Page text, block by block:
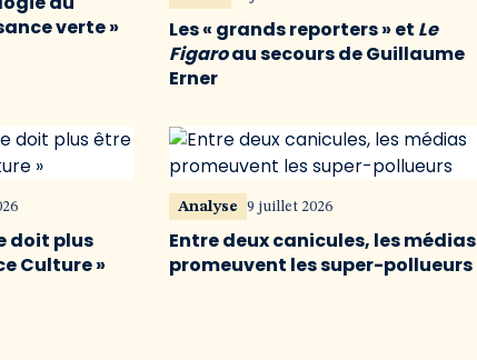
verte »
Les « grands reporters » et Le
Figaroau secours de Guillaume
Erner
doit plus
Culture »
Analyse 9 juillet 2026
Entre deux canicules, les médias
promeuvent les super-pollueurs